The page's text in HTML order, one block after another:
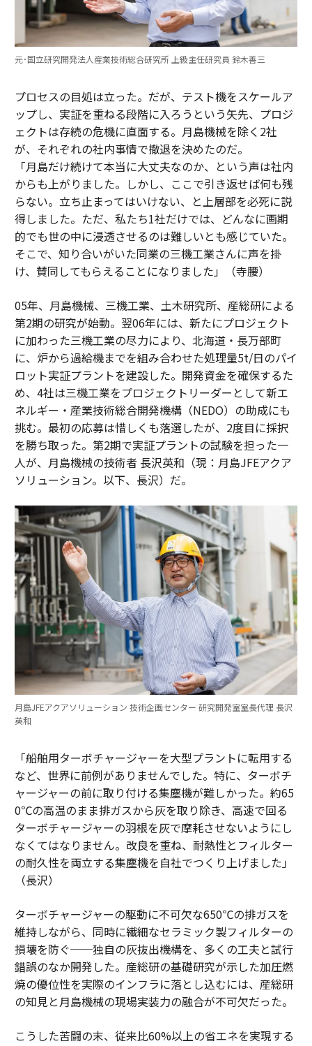
元･国立研究開発法人産業技術総合研究所 上級主任研究員 鈴木善三
プロセスの目処は立った。だが、テスト機をスケールア
ップし、実証を重ねる段階に入ろうという矢先、プロジ
ェクトは存続の危機に直面する。月島機械を除く2社
が、それぞれの社内事情で撤退を決めたのだ。
「月島だけ続けて本当に大丈夫なのか、という声は社内
からも上がりました。しかし、ここで引き返せば何も残
らない。立ち止まってはいけない、と上層部を必死に説
得しました。ただ、私たち1社だけでは、どんなに画期
的でも世の中に浸透させるのは難しいとも感じていた。
そこで、知り合いがいた同業の三機工業さんに声を掛
け、賛同してもらえることになりました」（寺腰）
05年、月島機械、三機工業、土木研究所、産総研による
第2期の研究が始動。翌06年には、新たにプロジェクト
に加わった三機工業の尽力により、北海道・長万部町
に、炉から過給機までを組み合わせた処理量5t/日のパイ
ロット実証プラントを建設した。開発資金を確保するた
め、4社は三機工業をプロジェクトリーダーとして新エ
ネルギー・産業技術総合開発機構（NEDO）の助成にも
挑む。最初の応募は惜しくも落選したが、2度目に採択
を勝ち取った。第2期で実証プラントの試験を担った一
人が、月島機械の技術者 長沢英和（現：月島JFEアクア
ソリューション。以下、長沢）だ。
月島JFEアクアソリューション 技術企画センター 研究開発室室長代理 長沢
英和
「船舶用ターボチャージャーを大型プラントに転用する
など、世界に前例がありませんでした。特に、ターボチ
ャージャーの前に取り付ける集塵機が難しかった。約65
0℃の高温のまま排ガスから灰を取り除き、高速で回る
ターボチャージャーの羽根を灰で摩耗させないようにし
なくてはなりません。改良を重ね、耐熱性とフィルター
の耐久性を両立する集塵機を自社でつくり上げました」
（長沢）
ターボチャージャーの駆動に不可欠な650℃の排ガスを
維持しながら、同時に繊細なセラミック製フィルターの
損壊を防ぐ──独自の灰抜出機構を、多くの工夫と試行
錯誤のなか開発した。産総研の基礎研究が示した加圧燃
焼の優位性を実際のインフラに落とし込むには、産総研
の知見と月島機械の現場実装力の融合が不可欠だった。
こうした苦闘の末、従来比60%以上の省エネを実現する